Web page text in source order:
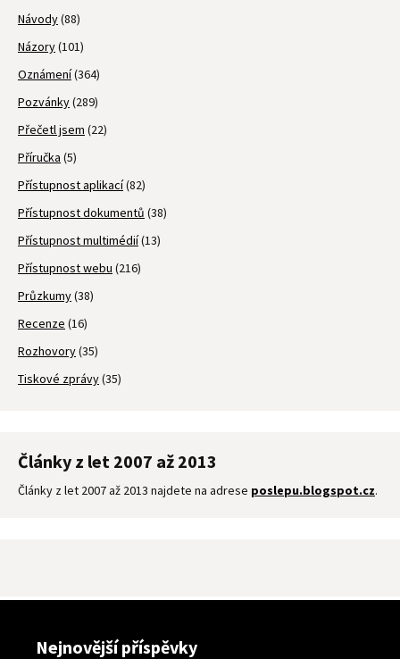
Návody(88)
Názory(101)
Oznámení(364)
Pozvánky(289)
Přečetl jsem (22)
Příručka (5)
Přístupnost aplikací(82)
Přístupnost dokumentů (38)
Přístupnost multimédií(13)
Přístupnost webu (216)
Průzkumy(38)
Recenze (16)
Rozhovory(35)
Tiskové zprávy(35)
Články z let 2007 až 2013
Články z let 2007 až 2013 najdete na adrese poslepu.blogspot.cz.
Nejnovější příspěvky